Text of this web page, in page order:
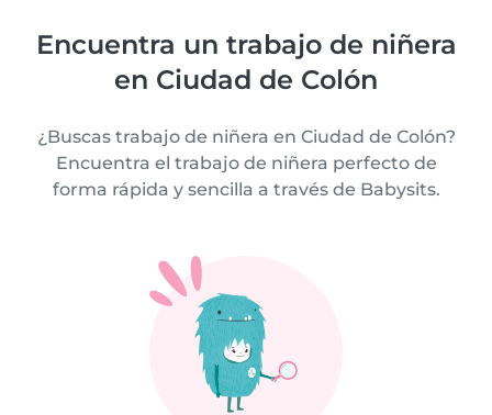
Encuentra un trabajo de niñera
en Ciudad de Colón
¿Buscas trabajo de niñera en Ciudad de Colón?
Encuentra el trabajo de niñera perfecto de
forma rápida y sencilla a través de Babysits.